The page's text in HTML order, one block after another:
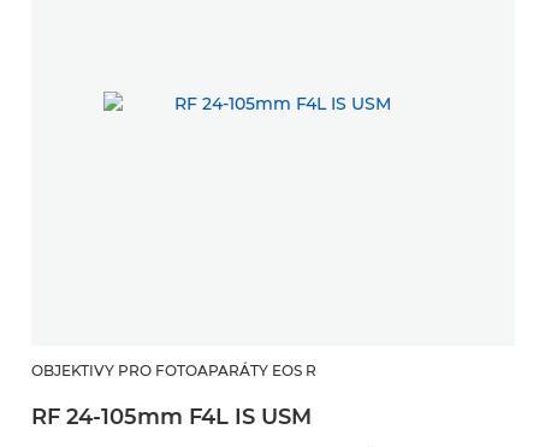
OBJEKTIVY PRO FOTOAPARÁTY EOS R
RF 24-105mm F4L IS USM